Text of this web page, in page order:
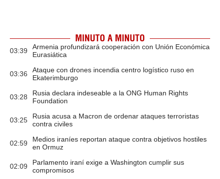
MINUTO A MINUTO
03:39
Armenia profundizará cooperación con Unión Económica
Eurasiática
03:36
Ataque con drones incendia centro logístico ruso en
Ekaterimburgo
03:28
Rusia declara indeseable a la ONG Human Rights
Foundation
03:25
Rusia acusa a Macron de ordenar ataques terroristas
contra civiles
02:59
Medios iraníes reportan ataque contra objetivos hostiles
en Ormuz
02:09
Parlamento iraní exige a Washington cumplir sus
compromisos